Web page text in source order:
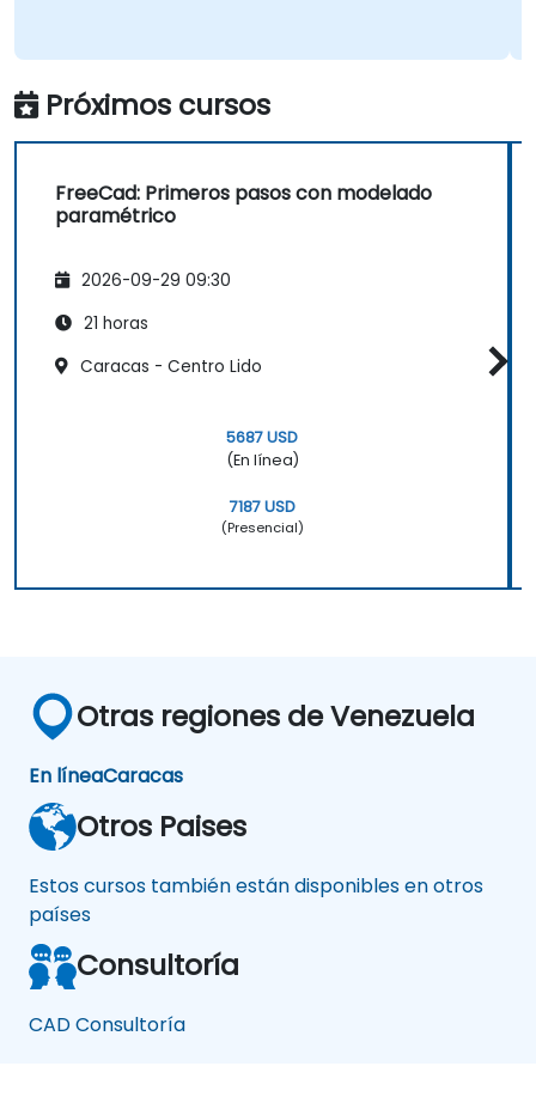
Próximos cursos
FreeCad: Primeros pasos con modelado
paramétrico
2026-09-29 09:30
21 horas
Caracas - Centro Lido
5687 USD
(En línea)
7187 USD
(Presencial)
Otras regiones de Venezuela
En líneaCaracas
Otros Paises
Estos cursos también están disponibles en otros
países
Consultoría
CAD Consultoría